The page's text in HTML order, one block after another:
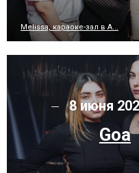
Melissa, караоке-зал в А...
8 июня
Goa